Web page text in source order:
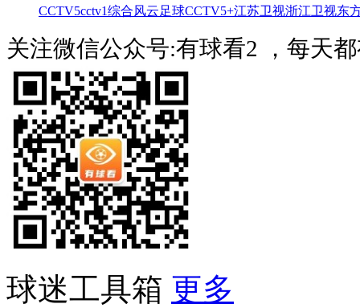
CCTV5cctv1综合风云足球CCTV5+江苏卫视浙江卫视东
关注微信公众号:有球看2 ，每天
球迷工具箱 更多